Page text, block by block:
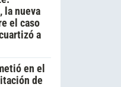
la nueva
el caso
a
en el
de